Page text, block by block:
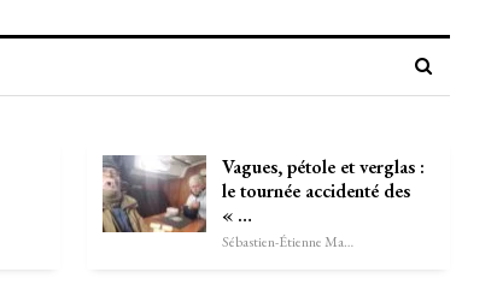
Vagues, pétole et verglas :
le tournée accidenté des
« …
Sébastien-Étienne Marechal